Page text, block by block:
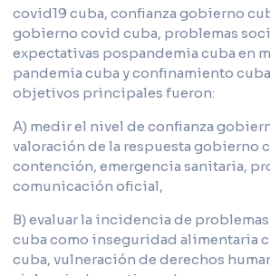
covid19 cuba, confianza gobierno
gobierno covid cuba, problemas
expectativas pospandemia cuba en
pandemia cuba y confinamiento
objetivos principales fueron:
A) medir el nivel de confianza
valoración de la respuesta gobierno
contención, emergencia sanitaria,
comunicación oficial,
B) evaluar la incidencia de
cuba como inseguridad alimentaria
cuba, vulneración de derechos